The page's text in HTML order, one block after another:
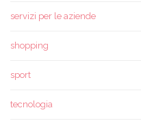
servizi per le aziende
shopping
sport
tecnologia